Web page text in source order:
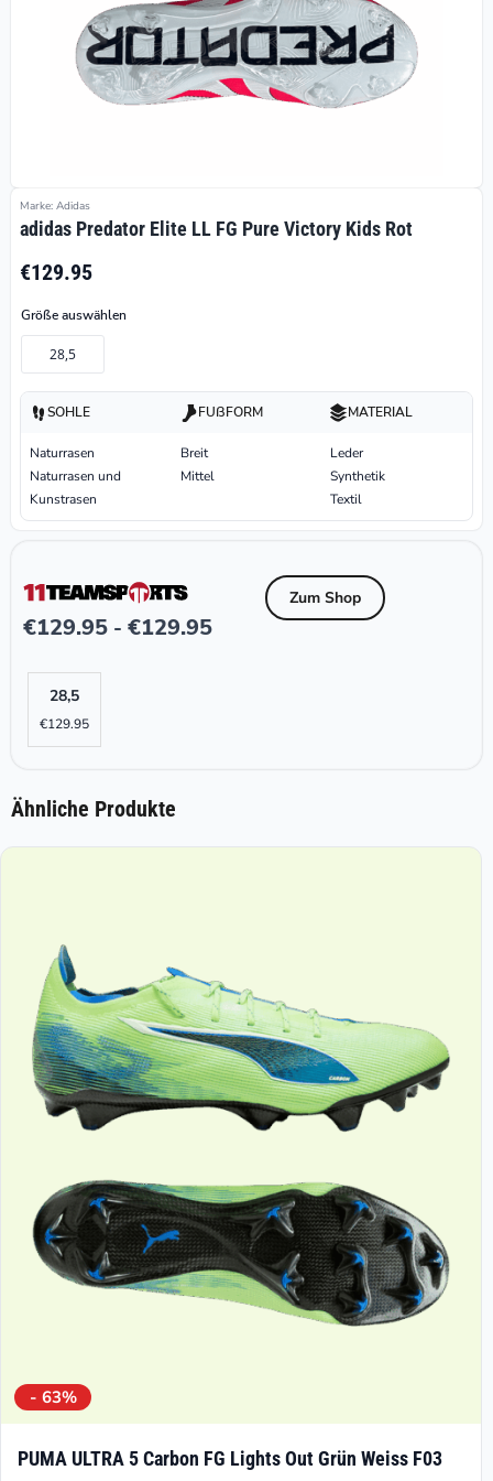
Marke: Adidas
adidas Predator Elite LL FG Pure Victory Kids Rot
€129.95
Größe auswählen
28,5
SOHLE
Naturrasen
Naturrasen und
Kunstrasen
FUßFORM
Breit
Mittel
MATERIAL
Leder
Synthetik
Textil
€129.95 - €129.95
Zum Shop
28,5
€129.95
Ähnliche Produkte
- 63%
PUMA ULTRA 5 Carbon FG Lights Out Grün Weiss F03